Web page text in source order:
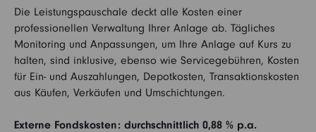
Die Leistungspauschale deckt alle Kosten einer
professionellen Verwaltung Ihrer Anlage ab. Tägliches
Monitoring und Anpassungen, um Ihre Anlage auf Kurs zu
halten, sind inklusive, ebenso wie Servicegebühren, Kosten
für Ein- und Auszahlungen, Depotkosten, Transaktionskosten
aus Käufen, Verkäufen und Umschichtungen.
Externe Fondskosten: durchschnittlich 0,88 % p.a.